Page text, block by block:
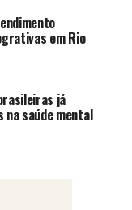
em Rio
já
saúde mental